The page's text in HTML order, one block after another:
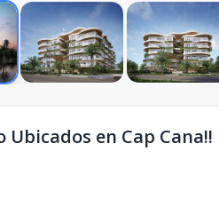
en Cap Cana!!